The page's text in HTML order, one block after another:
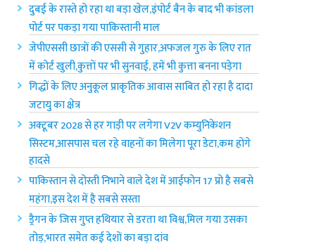
दुबई के रास्ते हो रहा था बड़ा खेल,इंपोर्ट बैन के बाद भी कांडला
पोर्ट पर पकड़ा गया पाकिस्तानी माल
जेपीएससी छात्रों की एससी से गुहार,अफजल गुरु के लिए रात
में कोर्ट खुली,कुत्तों पर भी सुनवाई, हमें भी कुत्ता बनना पड़ेगा
गिद्धों के लिए अनुकूल प्राकृतिक आवास साबित हो रहा है दादा
जटायु का क्षेत्र
अक्टूबर 2028 से हर गाड़ी पर लगेगा V2V कम्युनिकेशन
सिस्टम,आसपास चल रहे वाहनों का मिलेगा पूरा डेटा,कम होंगे
हादसे
पाकिस्तान से दोस्ती निभाने वाले देश में आईफोन 17 प्रो है सबसे
महंगा,इस देश में है सबसे सस्ता
ड्रैगन के जिस गुप्त हथियार से डरता था विश्व,मिल गया उसका
तोड़,भारत समेत कई देशों का बड़ा दांव